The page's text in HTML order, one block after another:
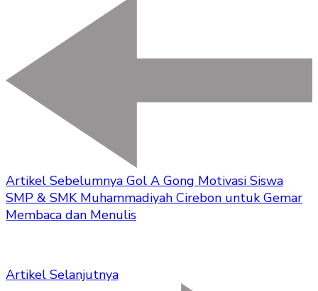
Artikel Sebelumnya Gol A Gong Motivasi Siswa
SMP & SMK Muhammadiyah Cirebon untuk Gemar
Membaca dan Menulis
Artikel Selanjutnya